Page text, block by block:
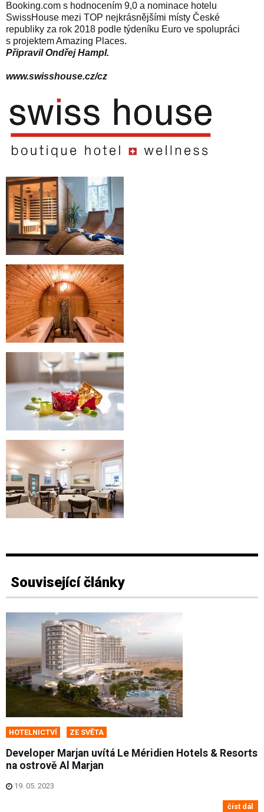
Booking.com s hodnocením 9,0 a nominace hotelu
SwissHouse mezi TOP nejkrásnějšími místy České
republiky za rok 2018 podle týdeníku Euro ve spolupráci
s projektem Amazing Places.
Připravil Ondřej Hampl.
www.swisshouse.cz/cz
Související články
HOTELNICTVÍ ZE SVĚTA
Developer Marjan uvítá Le Méridien Hotels & Resorts
na ostrově Al Marjan
19. 05. 2023
číst dál